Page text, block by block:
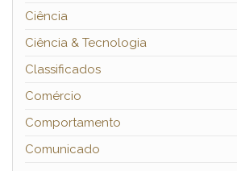
Ciência
Ciência & Tecnologia
Classificados
Comércio
Comportamento
Comunicado